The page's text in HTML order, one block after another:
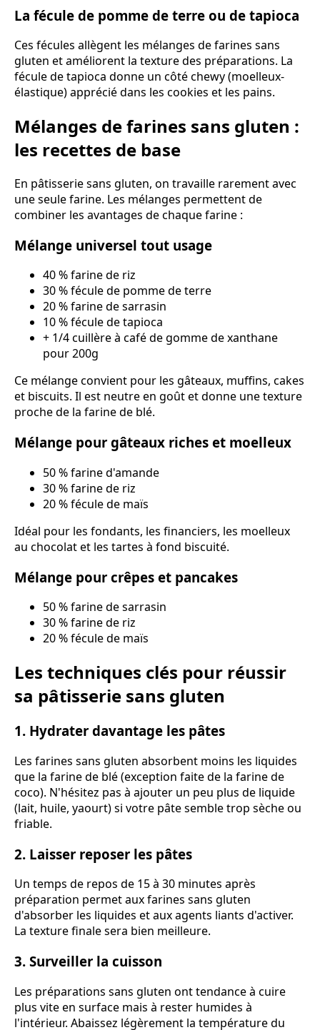
La fécule de pomme de terre ou de tapioca
Ces fécules allègent les mélanges de farines sans
gluten et améliorent la texture des préparations. La
fécule de tapioca donne un côté chewy (moelleux-
élastique) apprécié dans les cookies et les pains.
Mélanges de farines sans gluten :
les recettes de base
En pâtisserie sans gluten, on travaille rarement avec
une seule farine. Les mélanges permettent de
combiner les avantages de chaque farine :
Mélange universel tout usage
40 % farine de riz
30 % fécule de pomme de terre
20 % farine de sarrasin
10 % fécule de tapioca
+ 1/4 cuillère à café de gomme de xanthane
pour 200g
Ce mélange convient pour les gâteaux, muffins, cakes
et biscuits. Il est neutre en goût et donne une texture
proche de la farine de blé.
Mélange pour gâteaux riches et moelleux
50 % farine d'amande
30 % farine de riz
20 % fécule de maïs
Idéal pour les fondants, les financiers, les moelleux
au chocolat et les tartes à fond biscuité.
Mélange pour crêpes et pancakes
50 % farine de sarrasin
30 % farine de riz
20 % fécule de maïs
Les techniques clés pour réussir
sa pâtisserie sans gluten
1. Hydrater davantage les pâtes
Les farines sans gluten absorbent moins les liquides
que la farine de blé (exception faite de la farine de
coco). N'hésitez pas à ajouter un peu plus de liquide
(lait, huile, yaourt) si votre pâte semble trop sèche ou
friable.
2. Laisser reposer les pâtes
Un temps de repos de 15 à 30 minutes après
préparation permet aux farines sans gluten
d'absorber les liquides et aux agents liants d'activer.
La texture finale sera bien meilleure.
3. Surveiller la cuisson
Les préparations sans gluten ont tendance à cuire
plus vite en surface mais à rester humides à
l'intérieur. Abaissez légèrement la température du